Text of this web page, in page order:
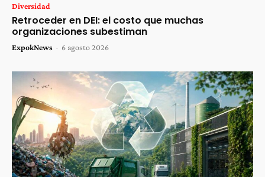
Diversidad
Retroceder en DEI: el costo que muchas
organizaciones subestiman
ExpokNews - 6 agosto 2026